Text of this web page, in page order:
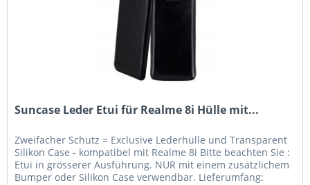
Suncase Leder Etui für Realme 8i Hülle mit...
Zweifacher Schutz = Exclusive Lederhülle und Transparent
Silikon Case - kompatibel mit Realme 8i Bitte beachten Sie :
Etui in grösserer Ausführung. NUR mit einem zusätzlichem
Bumper oder Silikon Case verwendbar. Lieferumfang: